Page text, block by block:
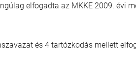
elfogadta az MKKE 2009. évi
és 4 tartózkodás mellett